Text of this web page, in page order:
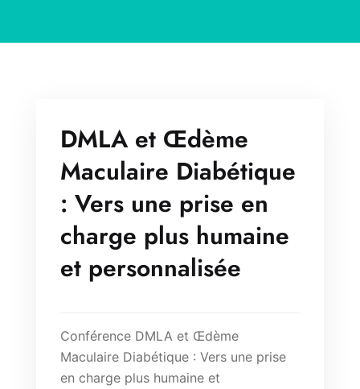
DMLA et Œdème
Maculaire Diabétique
: Vers une prise en
charge plus humaine
et personnalisée
Conférence DMLA et Œdème
Maculaire Diabétique : Vers une prise
en charge plus humaine et